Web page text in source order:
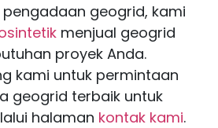
geogrid, kami
menjual geogrid
proyek Anda.
kami untuk permintaan
geogrid terbaik untuk
halaman kontak kami.